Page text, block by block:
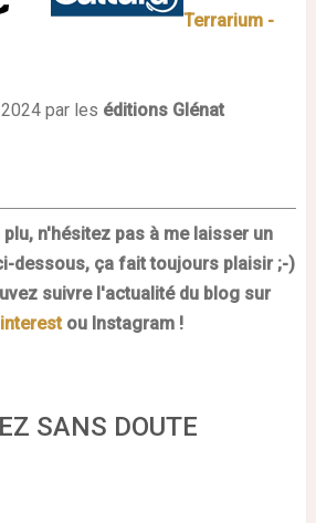
Terrarium -
par les éditions Glénat
n'hésitez pas à me laisser un
dessous, ça fait toujours plaisir ;-)
suivre l'actualité du blog sur
ou Instagram !
SANS DOUTE